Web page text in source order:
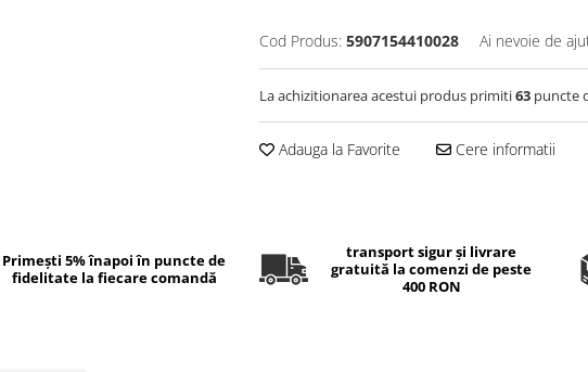
Cod Produs: 5907154410028 Ai nevoie de
La achizitionarea acestui produs primiti63 puncte
Adauga la Favorite Cere informatii
Primești 5% înapoi în puncte de
fidelitate la fiecare comandă
transport sigur și livrare
gratuită la comenzi de peste
400 RON